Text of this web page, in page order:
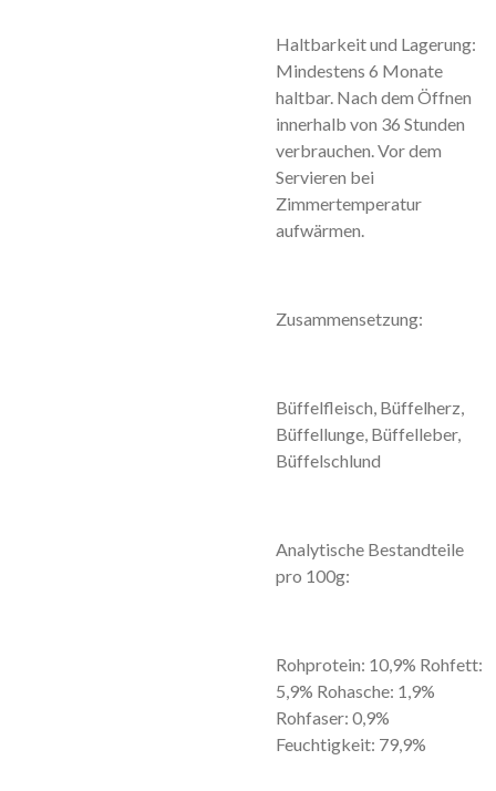
Haltbarkeit und Lagerung:
Mindestens 6 Monate
haltbar. Nach dem Öffnen
innerhalb von 36 Stunden
verbrauchen. Vor dem
Servieren bei
Zimmertemperatur
aufwärmen.
Zusammensetzung:
Büffelfleisch, Büffelherz,
Büffellunge, Büffelleber,
Büffelschlund
Analytische Bestandteile
pro 100g:
Rohprotein: 10,9% Rohfett:
5,9% Rohasche: 1,9%
Rohfaser: 0,9%
Feuchtigkeit: 79,9%